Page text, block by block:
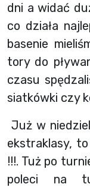
dni a widać
co działa
basenie
tory do
czasu
siatkówki czy
Już w
ekstraklasy,
!!!. Tuż po
poleci na